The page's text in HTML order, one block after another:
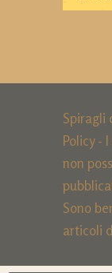
Spiragli
Policy- I
non
Sono
articoli